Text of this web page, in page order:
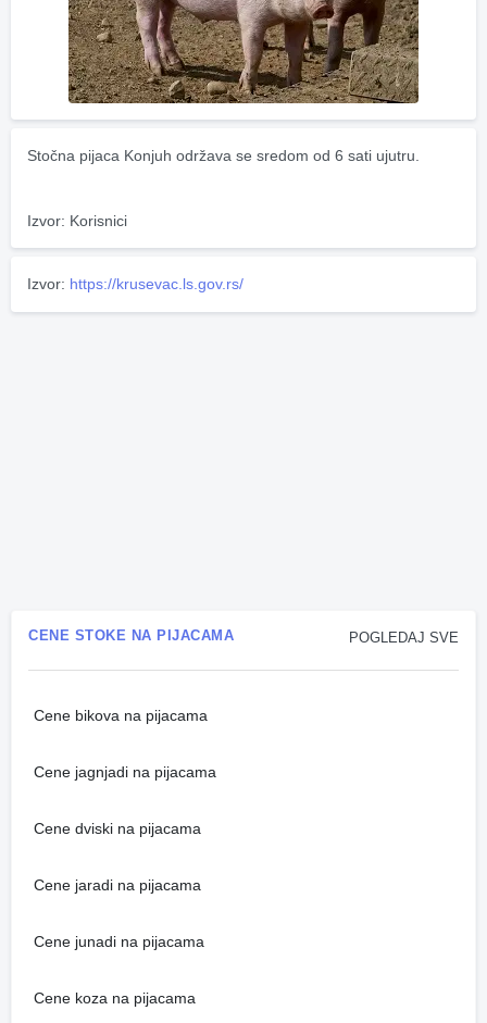
Stočna pijaca Konjuh održava se sredom od 6 sati ujutru.
Izvor: Korisnici
Izvor: https://krusevac.ls.gov.rs/
POGLEDAJ SVE
CENE STOKE NA PIJACAMA
Cene bikova na pijacama
Cene jagnjadi na pijacama
Cene dviski na pijacama
Cene jaradi na pijacama
Cene junadi na pijacama
Cene koza na pijacama